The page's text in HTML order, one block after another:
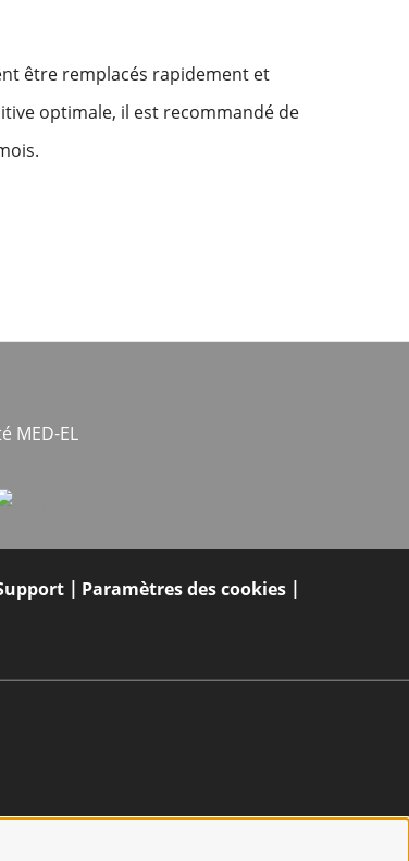
être remplacés rapidement et
optimale, il est recommandé de
MED-EL
Paramètres des cookies